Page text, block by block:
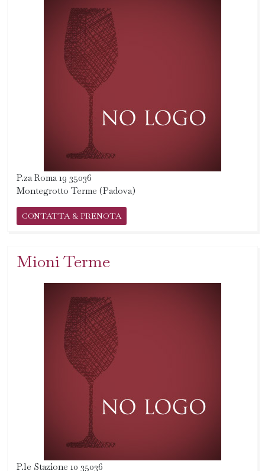
P.za Roma 19 35036
Montegrotto Terme (Padova)
CONTATTA & PRENOTA
Mioni Terme
P.le Stazione 10 35036